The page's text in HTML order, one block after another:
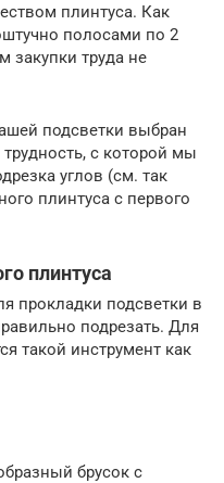
плинтуса. Как
полосами по 2
закупки труда не
подсветки выбран
с которой мы
углов (см. так
плинтуса с первого
плинтуса
прокладки подсветки в
подрезать. Для
такой инструмент как
брусок с